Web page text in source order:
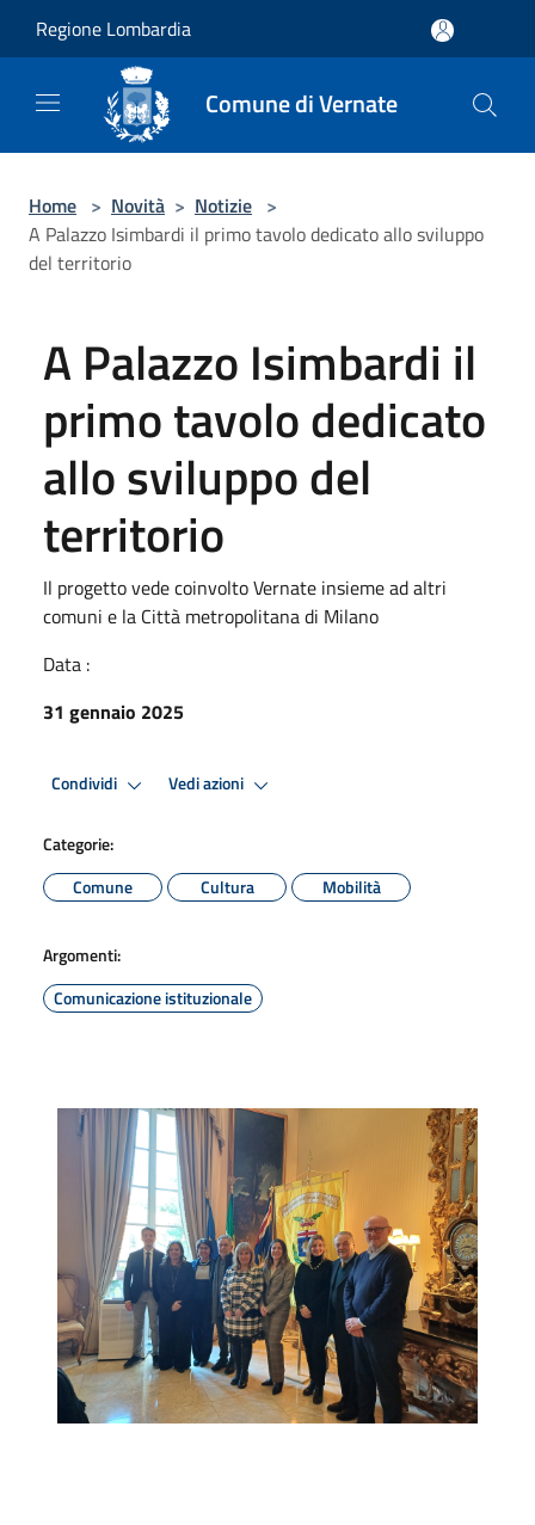
Regione Lombardia
Comune di Vernate
Home > Novità > Notizie >
A Palazzo Isimbardi il primo tavolo dedicato allo sviluppo
del territorio
A Palazzo Isimbardi il
primo tavolo dedicato
allo sviluppo del
territorio
Il progetto vede coinvolto Vernate insieme ad altri
comuni e la Città metropolitana di Milano
Data :
31 gennaio 2025
Condividi Vedi azioni
Categorie:
Comune
Cultura Mobilità
Argomenti:
Comunicazione istituzionale